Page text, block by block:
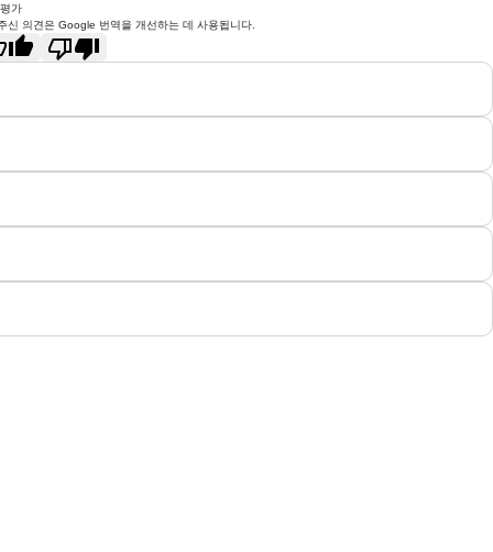
가
신 의견은 Google 번역을 개선하는 데 사용됩니다.